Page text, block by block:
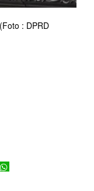
: DPRD